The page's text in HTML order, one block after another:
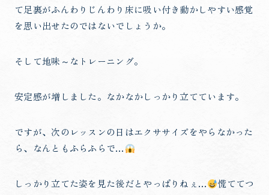
て足裏がふんわりじんわり床に吸い付き動かしやすい感覚
を思い出せたのではないでしょうか。
そして地味～なトレーニング。
安定感が増しました。なかなかしっかり立てています。
ですが、次のレッスンの日はエクササイズをやらなかった
ら、なんともふらふらで…
しっかり立てた姿を見た後だとやっぱりねぇ…
慌ててつ